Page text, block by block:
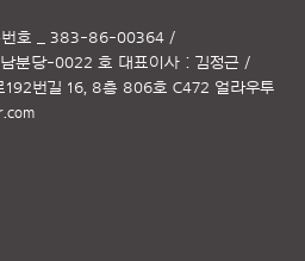
번호 _ 383-86-00364 /
분당-0022 호 대표이사 : 김정근 /
192번길 16, 8층 806호 C472 얼라우투